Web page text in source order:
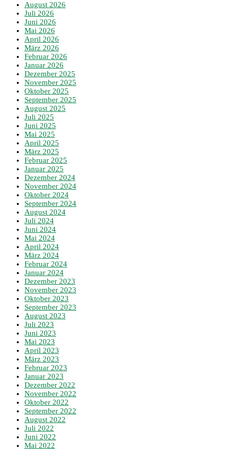
August 2026
Juli 2026
Juni 2026
Mai 2026
April 2026
März 2026
Februar 2026
Januar 2026
Dezember 2025
November 2025
Oktober 2025
September 2025
August 2025
Juli 2025
Juni 2025
Mai 2025
April 2025
März 2025
Februar 2025
Januar 2025
Dezember 2024
November 2024
Oktober 2024
September 2024
August 2024
Juli 2024
Juni 2024
Mai 2024
April 2024
März 2024
Februar 2024
Januar 2024
Dezember 2023
November 2023
Oktober 2023
September 2023
August 2023
Juli 2023
Juni 2023
Mai 2023
April 2023
März 2023
Februar 2023
Januar 2023
Dezember 2022
November 2022
Oktober 2022
September 2022
August 2022
Juli 2022
Juni 2022
Mai 2022